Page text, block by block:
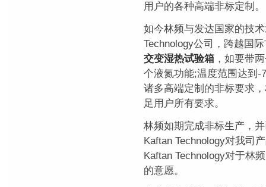
用户的各种高端非标定制。
如今林频与发达国家的技
Technology公司，跨越国
交变湿热试验箱，如要带
个液氮功能;温度范围达到-
诸多高端定制的非标要求
足用户所有要求。
林频如期完成非标生产，
Kaftan Technology对我司
Kaftan Technology对于林
的意愿。